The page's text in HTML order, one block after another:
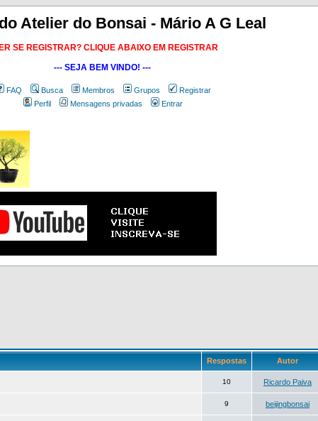
Atelier do Bonsai - Mário A G Leal
SE REGISTRAR? CLIQUE ABAIXO EM REGISTRAR
--- SEJA BEM VINDO! ---
FAQ Busca Membros Grupos
Registrar
Perfil
Mensagens privadas Entrar
Respostas Autor
10 Ricardo Paiva
9 beijingbonsai